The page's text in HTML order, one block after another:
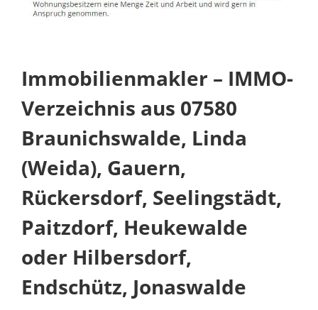
Immobilienmakler – IMMO-
Verzeichnis aus 07580
Braunichswalde, Linda
(Weida), Gauern,
Rückersdorf, Seelingstädt,
Paitzdorf, Heukewalde
oder Hilbersdorf,
Endschütz, Jonaswalde